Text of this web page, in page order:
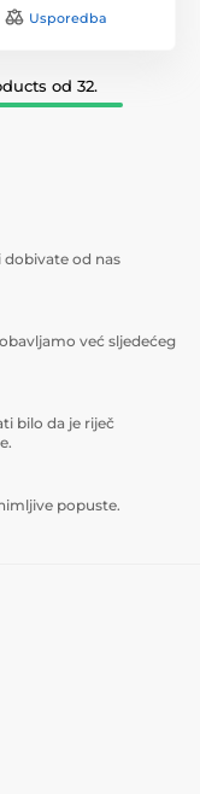
Usporedba
od 32.
od nas
već sljedećeg
bilo da je riječ
popuste.